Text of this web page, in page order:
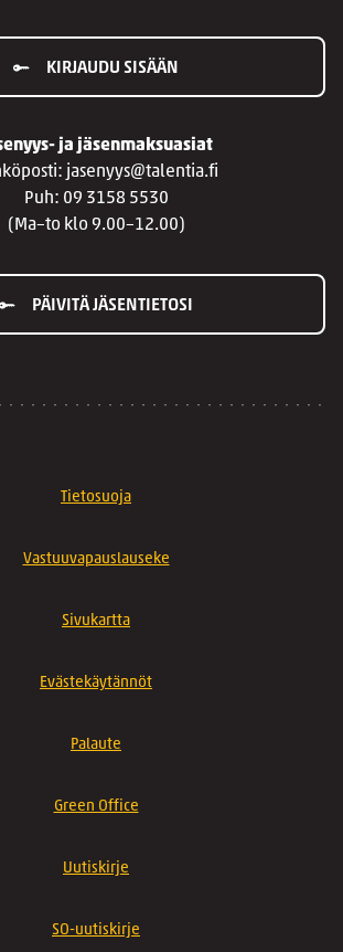
KIRJAUDU SISÄÄN
ja jäsenmaksuasiat
jasenyys@talentia.fi
Puh: 09 3158 5530
(Ma–to klo 9.00–12.00)
PÄIVITÄ JÄSENTIETOSI
Tietosuoja
Vastuuvapauslauseke
Sivukartta
Evästekäytännöt
Palaute
Green Office
Uutiskirje
SO-uutiskirje